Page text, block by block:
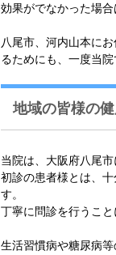
効果がでなかった場合
八尾市、河内山本に
るためにも、一度当院
地域の皆様の
当院は、大阪府八尾市
初診の患者様とは、
す。
丁寧に問診を行うこと
生活習慣病や糖尿病等